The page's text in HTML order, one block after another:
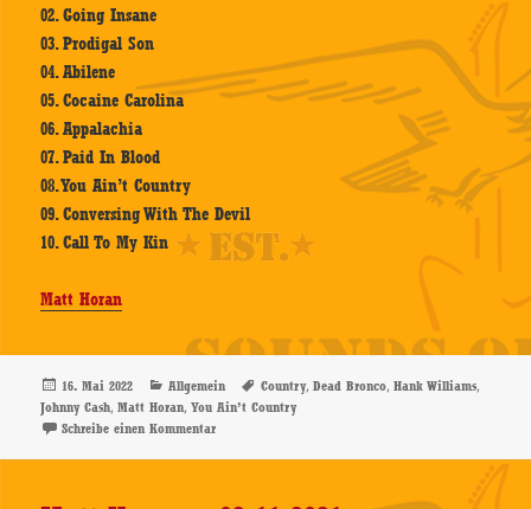
02. Going Insane
03. Prodigal Son
04. Abilene
05. Cocaine Carolina
06. Appalachia
07. Paid In Blood
08. You Ain’t Country
09. Conversing With The Devil
10. Call To My Kin
Matt Horan
Veröffentlicht
am
16. Mai 2022 Kategorien
Allgemein Schlagwörter
Country,Dead Bronco,Hank Williams,
Johnny Cash,Matt Horan,You Ain’t Country
Schreibe einen Kommentarzu Matt Horan – You Ain’t Country – Vinyl-Review